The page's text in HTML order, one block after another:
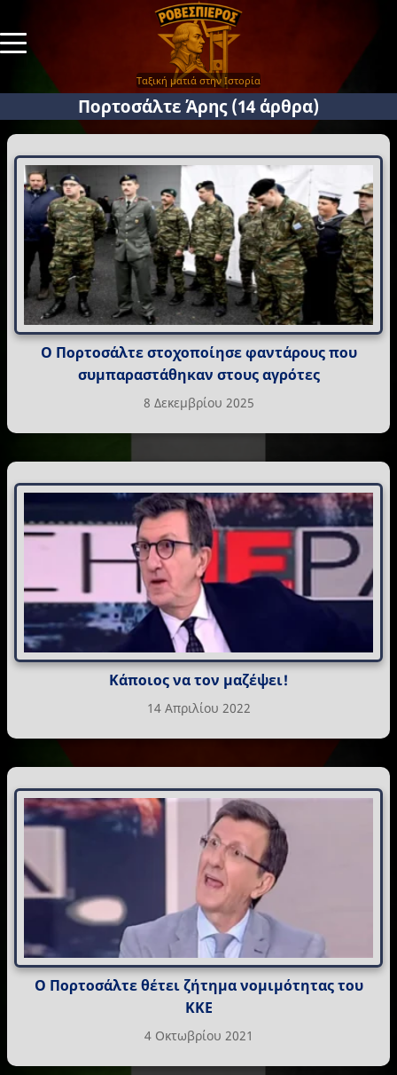
Ταξική ματιά στην Ιστορία
Πορτοσάλτε Άρης(14 άρθρα)
Ο Πορτοσάλτε στοχοποίησε φαντάρους που
συμπαραστάθηκαν στους αγρότες
8 Δεκεμβρίου 2025
Κάποιος να τον μαζέψει!
14 Απριλίου 2022
Ο Πορτοσάλτε θέτει ζήτημα νομιμότητας του
ΚΚΕ
4 Οκτωβρίου 2021